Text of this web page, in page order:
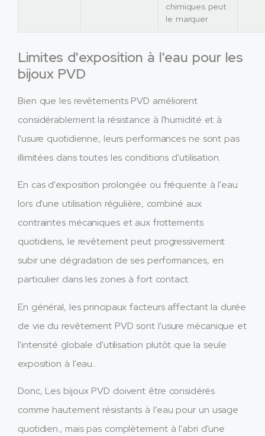
chimiques peut
le marquer
Limites d'exposition à l'eau pour les
bijoux PVD
Bien que les revêtements PVD améliorent
considérablement la résistance à l'humidité et à
l'usure quotidienne, leurs performances ne sont pas
illimitées dans toutes les conditions d'utilisation.
En cas d'exposition prolongée ou fréquente à l'eau
lors d'une utilisation régulière, combiné aux
contraintes mécaniques et aux frottements
quotidiens, le revêtement peut progressivement
subir une dégradation de ses performances, en
particulier dans les zones à fort contact.
En général, les principaux facteurs affectant la durée
de vie du revêtement PVD sont l'usure mécanique et
l'intensité globale d'utilisation plutôt que la seule
exposition à l'eau..
Donc, Les bijoux PVD doivent être considérés
comme hautement résistants à l’eau pour un usage
quotidien., mais pas complètement à l'abri d'une